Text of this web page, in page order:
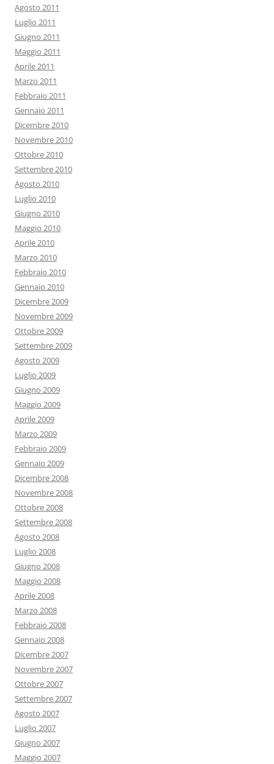
Agosto 2011
Luglio 2011
Giugno 2011
Maggio 2011
Aprile 2011
Marzo 2011
Febbraio 2011
Gennaio 2011
Dicembre 2010
Novembre 2010
Ottobre 2010
Settembre 2010
Agosto 2010
Luglio 2010
Giugno 2010
Maggio 2010
Aprile 2010
Marzo 2010
Febbraio 2010
Gennaio 2010
Dicembre 2009
Novembre 2009
Ottobre 2009
Settembre 2009
Agosto 2009
Luglio 2009
Giugno 2009
Maggio 2009
Aprile 2009
Marzo 2009
Febbraio 2009
Gennaio 2009
Dicembre 2008
Novembre 2008
Ottobre 2008
Settembre 2008
Agosto 2008
Luglio 2008
Giugno 2008
Maggio 2008
Aprile 2008
Marzo 2008
Febbraio 2008
Gennaio 2008
Dicembre 2007
Novembre 2007
Ottobre 2007
Settembre 2007
Agosto 2007
Luglio 2007
Giugno 2007
Maggio 2007